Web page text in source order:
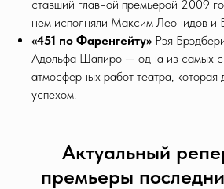
ставший главной премьерой 2009
нем исполняли Максим Леонидов и
«451 по Фаренгейту» Рэя
Адольфа Шапиро — одна из самых
атмосферных работ театра, которая
успехом.
Актуальный
премьеры